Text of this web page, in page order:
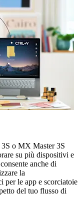
o MX Master 3S
su più dispositivi e
anche di
la
per le app e scorciatoie
del tuo flusso di